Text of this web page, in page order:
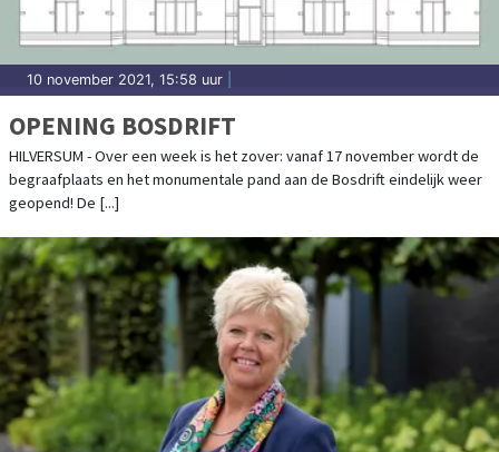
10 november 2021, 15:58 uur
OPENING BOSDRIFT
HILVERSUM - Over een week is het zover: vanaf 17 november wordt de
begraafplaats en het monumentale pand aan de Bosdrift eindelijk weer
geopend! De [...]